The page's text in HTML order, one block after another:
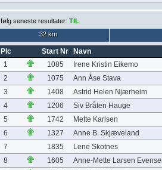
følg seneste resultater: TIL
32 km
Plc Start Nr
Navn
1
1085
Irene Kristin Eikemo
2
1075
Ann Åse Stava
3
1408
Astrid Helen Njærheim
4
1206
Siv Bråten Hauge
5
1742
Mette Karlsen
6
1327
Anne B. Skjæveland
7
1835
Lene Skotnes
8
1605
Anne-Mette Larsen